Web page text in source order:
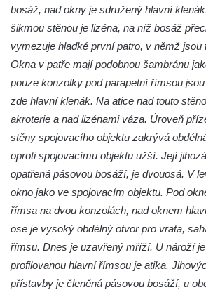
(Pivovar Born)
Bývalá plynárna ve Hřensku
Gloriet nad bývalou Střelnicí u České
Kamenice
Altán na Jehle u České Kamenice
Torzo střeleckého sloupu pod Jehlou v
České Kamenici
Bývalá Střelnice ve Sládkově ulici v
Kamenici
Vila Franze Matzkeho v Máchově ulici v
České Kamenici
bosáž, nad okny je sdružený hlavní
šikmou stěnou je lizéna, na níž bosáž
vymezuje hladké první patro, v němž jsou
Okna v patře mají podobnou šambránu
pouze konzolky pod parapetní římsou
zde hlavní klenák. Na atice nad touto
akroterie a nad lizénami váza. Úroveň
stěny spojovacího objektu zakrývá
oproti spojovacímu objektu užší. Její
opatřená pásovou bosáží, je dvouosá. V
okno jako ve spojovacím objektu. Pod
římsa na dvou konzolách, nad oknem
ose je vysoký obdélný otvor pro vrata,
římsu. Dnes je uzavřený mříží. U nároží
profilovanou hlavní římsou je atika.
přístavby je členěná pásovou bosáží, u